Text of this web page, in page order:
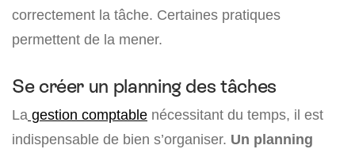
correctement la tâche. Certaines pratiques
permettent de la mener.
Se créer un planning des tâches
La gestion comptable nécessitant du temps, il est
indispensable de bien s’organiser. Un planning